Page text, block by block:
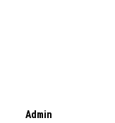
Admin